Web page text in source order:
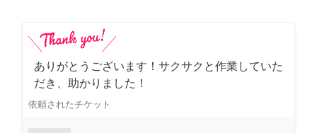
ありがとうございます！サクサクと作業していた
だき、助かりました！
依頼されたチケット